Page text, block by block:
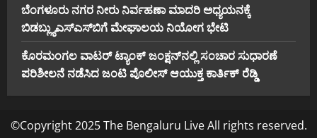
ಬೆಂಗಳೂರು ನಗರ ನೀರು ನಿರ್ವಹಣಾ ಮಾದರಿ ಅಧ್ಯಯನಕ್ಕೆ
ಬಿ‌ಡಬ್ಲ್ಯು‌ಎಸ್‌ಎಸ್‌ಬಿಗೆ ಮೇಘಾಲಯ ನಿಯೋಗ ಭೇಟಿ
ಕೊರಮಂಗಲ ವಾಟರ್ ಟ್ಯಾಂಕ್ ಜಂಕ್ಷನ್‌ನಲ್ಲಿ ಸಂಚಾರ ಸುಧಾರಣೆ
ಪರಿಶೀಲನೆ ನಡೆಸಿದ ಜಂಟಿ ಪೊಲೀಸ್ ಆಯುಕ್ತ ಕಾರ್ತಿಕ್ ರೆಡ್ಡಿ
©Copyright 2025 The Bengaluru Live All rights reserved.